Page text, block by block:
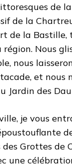
de
de la
de la
Nous
nous
et nous
Jardin des
je vous
Grottes de
une